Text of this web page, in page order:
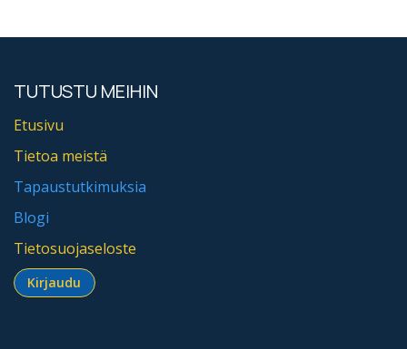
TUTUSTU MEIHIN
Etusivu
Tietoa meistä
Tapaustutkimuksia
Blogi
Tietosuojaseloste
Kirjaudu​​​​​​